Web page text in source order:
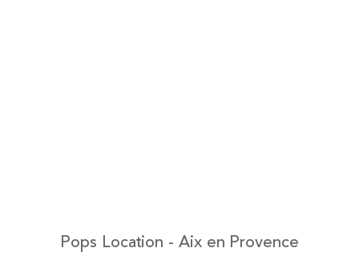
Pops Location - Aix en Provence